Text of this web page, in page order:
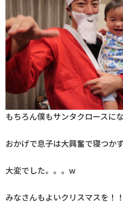
もちろん僕もサンタクロースに
おかげで息子は大興奮で寝つかず
大変でした。。。w
みなさんもよいクリスマスを！！